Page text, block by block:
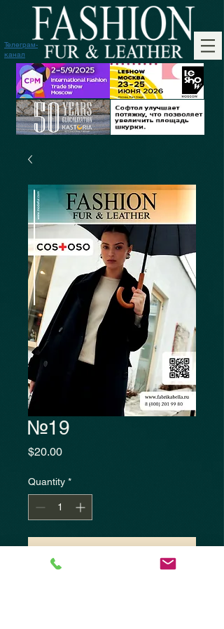
Телеграм-
канал
№19
$20.00Price
Quantity *
Add to Cart